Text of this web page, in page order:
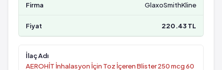
GlaxoSmithKline
220.43 TL
AEROHİT İnhalasyon İçin Toz İçeren Blister 250 mcg 60